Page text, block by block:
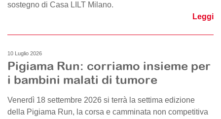
sostegno di Casa LILT Milano.
Leggi
10 Luglio 2026
Pigiama Run: corriamo insieme per
i bambini malati di tumore
Venerdì 18 settembre 2026 si terrà la settima edizione
della Pigiama Run, la corsa e camminata non competitiva